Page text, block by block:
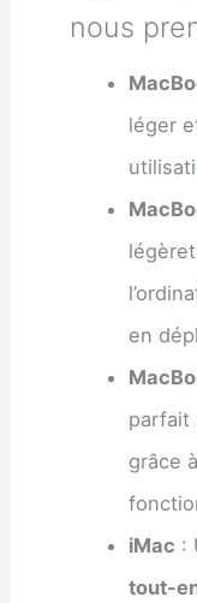
nous
léger
en
parfait
grâce
iMac :
tout-